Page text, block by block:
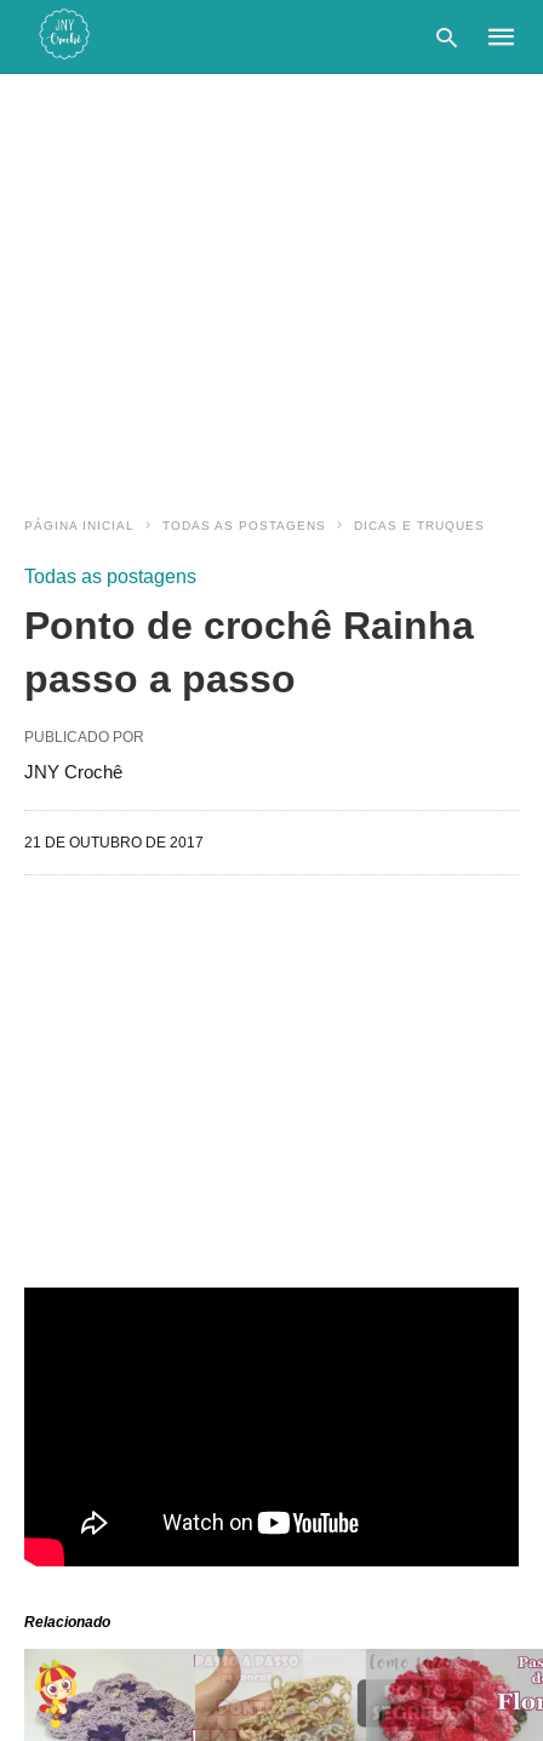
PÁGINA INICIAL TODAS AS POSTAGENS DICAS E TRUQUES
Todas as postagens
Ponto de crochê Rainha
passo a passo
PUBLICADO POR
JNY Crochê
21 DE OUTUBRO DE 2017
Relacionado